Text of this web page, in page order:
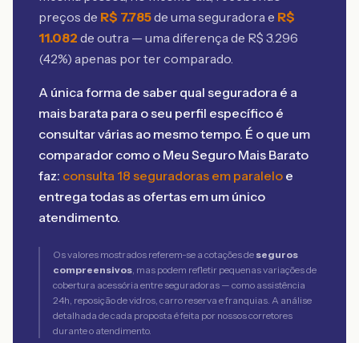
preços de R$ 7.785de uma seguradora e R$
11.082 de outra — uma diferença de R$ 3.296
(42%) apenas por ter comparado.
A única forma de saber qual seguradora é a
mais barata para o seu perfil específico é
consultar várias ao mesmo tempo. É o que um
comparador como o Meu Seguro Mais Barato
faz: consulta 18 seguradoras em paralelo e
entrega todas as ofertas em um único
atendimento.
Os valores mostrados referem-se a cotações de seguros
compreensivos, mas podem refletir pequenas variações de
cobertura acessória entre seguradoras — como assistência
24h, reposição de vidros, carro reserva e franquias. A análise
detalhada de cada proposta é feita por nossos corretores
durante o atendimento.